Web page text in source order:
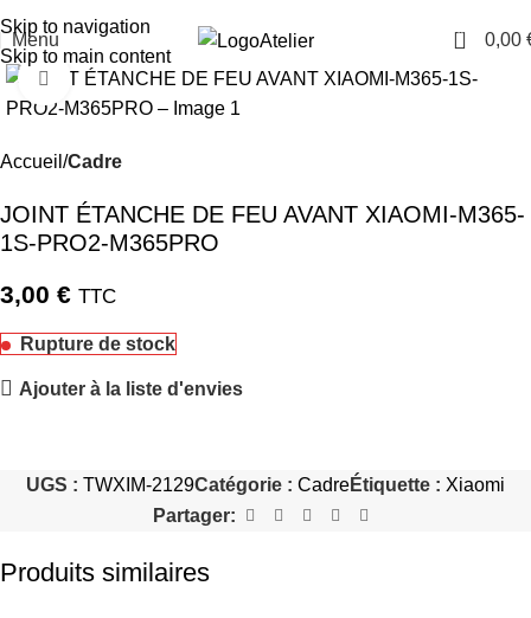
Skip to navigation
Skip to main content
Menu Atelier 0 0,00
Cliquez pour agrandir
Accueil Cadre
JOINT ÉTANCHE DE FEU AVANT XIAOMI-M365-
1S-PRO2-M365PRO
3,00 € TTC
Rupture de stock
Ajouter à la liste d'envies
UGS : TWXIM-2129Catégorie : CadreÉtiquette : Xiaomi
Partager:
Produits similaires